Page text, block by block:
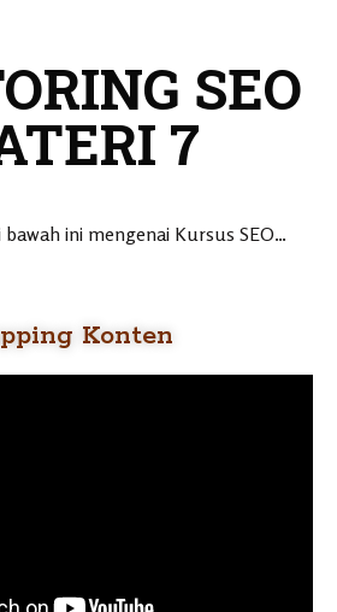
SEO
7
bawah ini mengenai Kursus SEO…
Konten